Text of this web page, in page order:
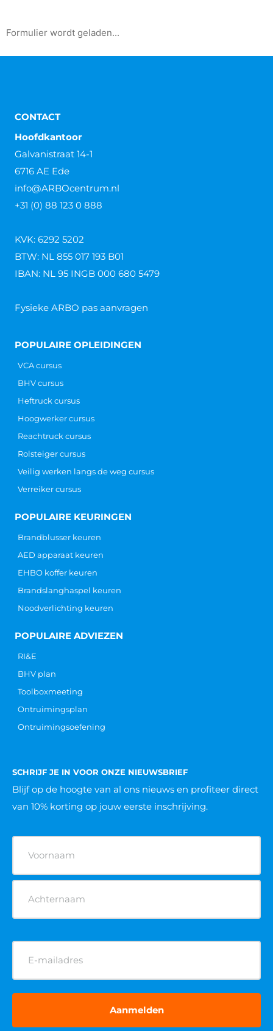
Formulier wordt geladen...
CONTACT
Hoofdkantoor
Galvanistraat 14-1
6716 AE Ede
info@ARBOcentrum.nl
+31 (0) 88 123 0 888
KVK: 6292 5202
BTW: NL 855 017 193 B01
IBAN: NL 95 INGB 000 680 5479
Fysieke ARBO pas aanvragen
POPULAIRE OPLEIDINGEN
VCA cursus
BHV cursus
Heftruck cursus
Hoogwerker cursus
Reachtruck cursus
Rolsteiger cursus
Veilig werken langs de weg cursus
Verreiker cursus
POPULAIRE KEURINGEN
Brandblusser keuren
AED apparaat keuren
EHBO koffer keuren
Brandslanghaspel keuren
Noodverlichting keuren
POPULAIRE ADVIEZEN
RI&E
BHV plan
Toolboxmeeting
Ontruimingsplan
Ontruimingsoefening
SCHRIJF JE IN VOOR ONZE NIEUWSBRIEF
Blijf op de hoogte van al ons nieuws en profiteer direct
van 10% korting op jouw eerste inschrijving.
(Vereist)
E-
mailadres
(Vereist)